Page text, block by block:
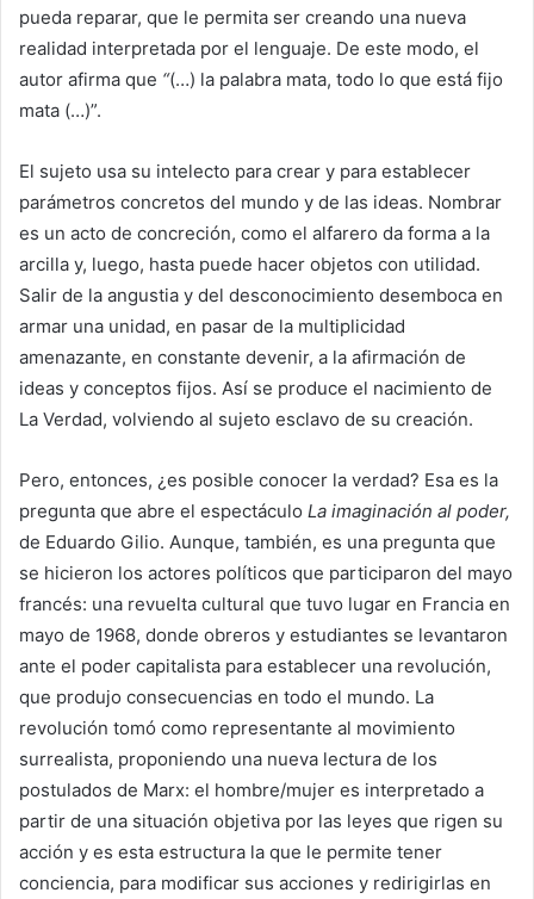
pueda reparar, que le permita ser creando una nueva
realidad interpretada por el lenguaje. De este modo, el
autor afirma que “(…) la palabra mata, todo lo que está fijo
mata (…)”.
El sujeto usa su intelecto para crear y para establecer
parámetros concretos del mundo y de las ideas. Nombrar
es un acto de concreción, como el alfarero da forma a la
arcilla y, luego, hasta puede hacer objetos con utilidad.
Salir de la angustia y del desconocimiento desemboca en
armar una unidad, en pasar de la multiplicidad
amenazante, en constante devenir, a la afirmación de
ideas y conceptos fijos. Así se produce el nacimiento de
La Verdad, volviendo al sujeto esclavo de su creación.
Pero, entonces, ¿es posible conocer la verdad? Esa es la
pregunta que abre el espectáculo La imaginación al poder,
de Eduardo Gilio. Aunque, también, es una pregunta que
se hicieron los actores políticos que participaron del mayo
francés: una revuelta cultural que tuvo lugar en Francia en
mayo de 1968, donde obreros y estudiantes se levantaron
ante el poder capitalista para establecer una revolución,
que produjo consecuencias en todo el mundo. La
revolución tomó como representante al movimiento
surrealista, proponiendo una nueva lectura de los
postulados de Marx: el hombre/mujer es interpretado a
partir de una situación objetiva por las leyes que rigen su
acción y es esta estructura la que le permite tener
conciencia, para modificar sus acciones y redirigirlas en